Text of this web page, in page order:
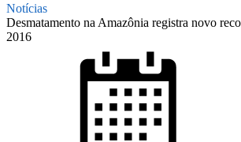
Notícias
Desmatamento na Amazônia registra novo
2016